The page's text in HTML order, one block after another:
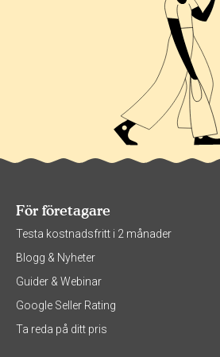
För företagare
Testa kostnadsfritt i 2 månader
Blogg & Nyheter
Guider & Webinar
Google Seller Rating
Ta reda på ditt pris